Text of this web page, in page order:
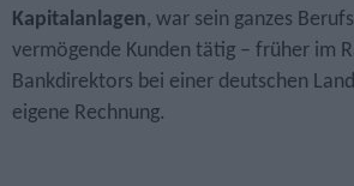
Kapitalanlagen, war sein ganzes
vermögende Kunden tätig – früher im
Bankdirektors bei einer deutschen
eigene Rechnung.